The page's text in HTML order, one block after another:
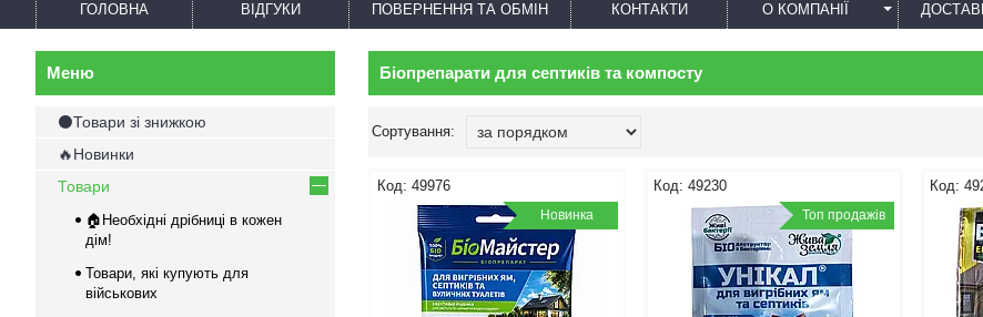
ГОЛОВНА ВІДГУКИ ПОВЕРНЕННЯ ТА ОБМІН КОНТАКТИ О КОМПАНІЇ
Біопрепарати для септиків та компосту
49976
Новинка
49230
Топ продажів
⚫Товари зі знижкою
🔥Новинки
Товари
🏠Необхідні дрібниці в кожен
дім!
Товари, які купують для
військових